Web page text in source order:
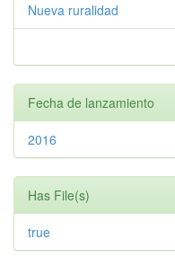
Nueva ruralidad
Fecha de lanzamiento
2016
Has File(s)
true